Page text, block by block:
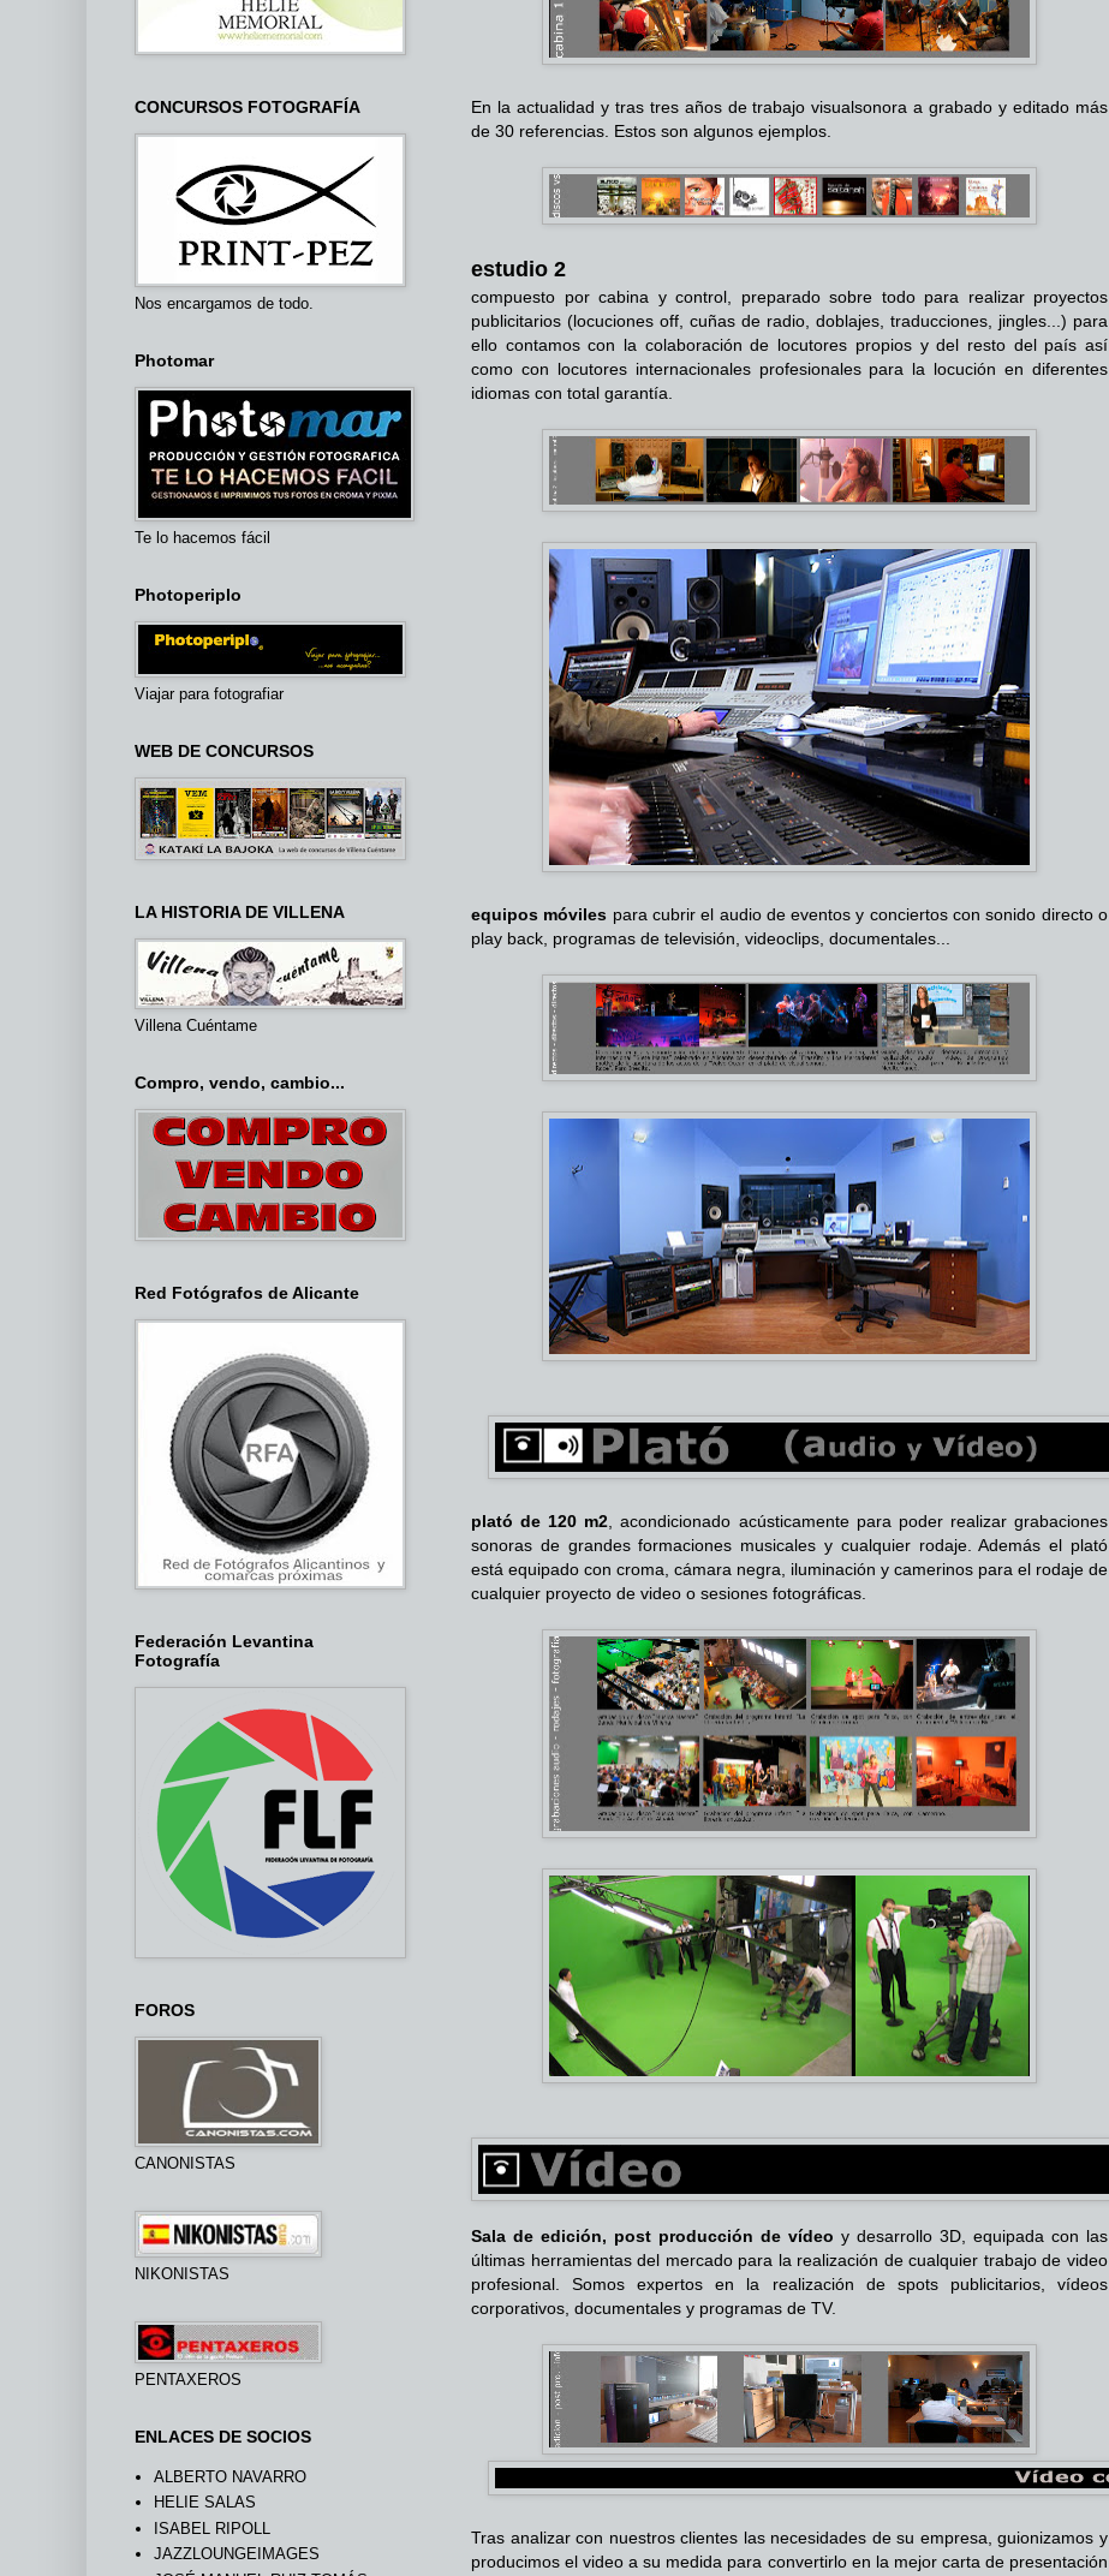
En la actualidad y tras tres años de trabajo visualsonora a grabado y editado más
de 30 referencias. Estos son algunos ejemplos.
estudio 2
compuesto por cabina y control, preparado sobre todo para realizar proyectos
publicitarios (locuciones off, cuñas de radio, doblajes, traducciones, jingles...) para
ello contamos con la colaboración de locutores propios y del resto del país así
como con locutores internacionales profesionales para la locución en diferentes
idiomas con total garantía.
equipos móviles para cubrir el audio de eventos y conciertos con sonido directo o
play back, programas de televisión, videoclips, documentales...
plató de 120 m2 , acondicionado acústicamente para poder realizar grabaciones
sonoras de grandes formaciones musicales y cualquier rodaje. Además el plató
está equipado con croma, cámara negra, iluminación y camerinos para el rodaje de
cualquier proyecto de video o sesiones fotográficas.
Sala de edición, post producción de vídeo y desarrollo 3D, equipada con las
últimas herramientas del mercado para la realización de cualquier trabajo de video
profesional. Somos expertos en la realización de spots publicitarios, vídeos
corporativos, documentales y programas de TV.
Tras analizar con nuestros clientes las necesidades de su empresa, guionizamos y
producimos el video a su medida para convertirlo en la mejor carta de presentación
CONCURSOS FOTOGRAFÍA
Nos encargamos de todo.
Photomar
Te lo hacemos fácil
Photoperiplo
Viajar para fotografiar
WEB DE CONCURSOS
LA HISTORIA DE VILLENA
Villena Cuéntame
Compro, vendo, cambio...
Red Fotógrafos de Alicante
Federación Levantina
Fotografía
FOROS
CANONISTAS
NIKONISTAS
PENTAXEROS
ENLACES DE SOCIOS
ALBERTO NAVARRO
HELIE SALAS
ISABEL RIPOLL
JAZZLOUNGEIMAGES